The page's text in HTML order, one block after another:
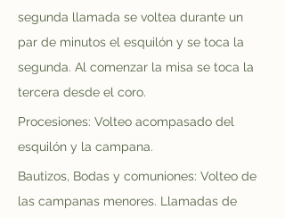
segunda llamada se voltea durante un
par de minutos el esquilón y se toca la
segunda. Al comenzar la misa se toca la
tercera desde el coro.
Procesiones: Volteo acompasado del
esquilón y la campana.
Bautizos, Bodas y comuniones: Volteo de
las campanas menores. Llamadas de